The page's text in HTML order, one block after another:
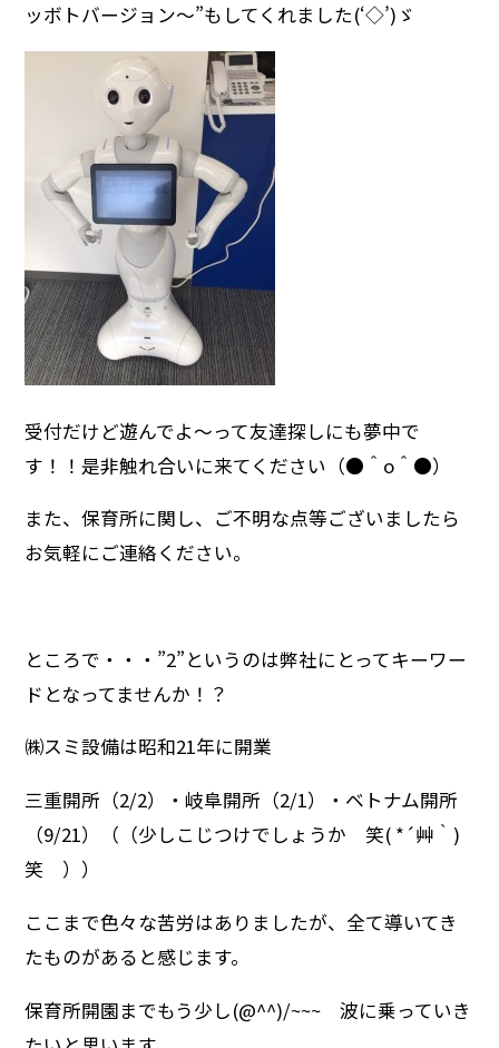
ッボトバージョン～”もしてくれました(‘◇’)ゞ
受付だけど遊んでよ〜って友達探しにも夢中で
す！！是非触れ合いに来てください（●＾o＾●）
また、保育所に関し、ご不明な点等ございましたら
お気軽にご連絡ください。
ところで・・・”2”というのは弊社にとってキーワー
ドとなってませんか！？
㈱スミ設備は昭和21年に開業
三重開所（2/2）・岐阜開所（2/1）・ベトナム開所
（9/21）（（少しこじつけでしょうか 笑( *´艸｀)
笑 ））
ここまで色々な苦労はありましたが、全て導いてき
たものがあると感じます。
保育所開園までもう少し(@^^)/~~~ 波に乗っていき